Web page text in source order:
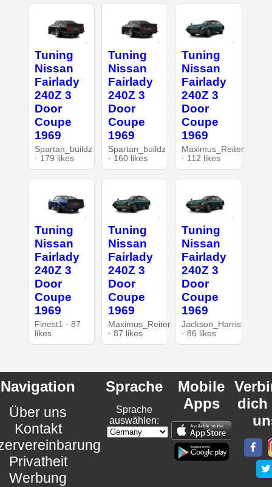
Tuning
Nissan
Fairlady
240Z 3
Door
Coupe
1969
Spartan_buildz
· 179 likes
Tuning
Nissan
Fairlady
240Z 3
Door
Coupe
1969
Spartan_buildz
· 160 likes
Tuning
Nissan
Fairlady
240Z 3
Door
Coupe
1969
Maximus_Reiter
· 112 likes
Tuning
Nissan
Fairlady
240Z 3
Door
Coupe
1969
Finest1 · 87
likes
Tuning
Nissan
Fairlady
240Z 3
Door
Coupe
1969
Maximus_Reiter
· 87 likes
Tuning
Nissan
Fairlady
240Z 3
Door
Coupe
1969
Jackson_Harris
· 86 likes
Navigation
Über uns
Kontakt
Privatheit
Werbung
Sprache
Sprache
auswählen:
Mobile
Apps
dich